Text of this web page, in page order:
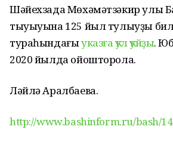
Шәйехзада Мөхәмәтзәкир улы
тыуыуына 125 йыл тулыуҙы
тураһындағыуказға ҡул ҡуйҙы.
2020 йылда ойошторола.
Ләйлә Аралбаева.
http://www.bashinform.ru/bash/